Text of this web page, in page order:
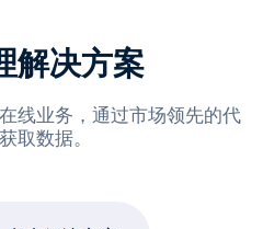
解决方案
线业务，通过市场领先的代
取数据。